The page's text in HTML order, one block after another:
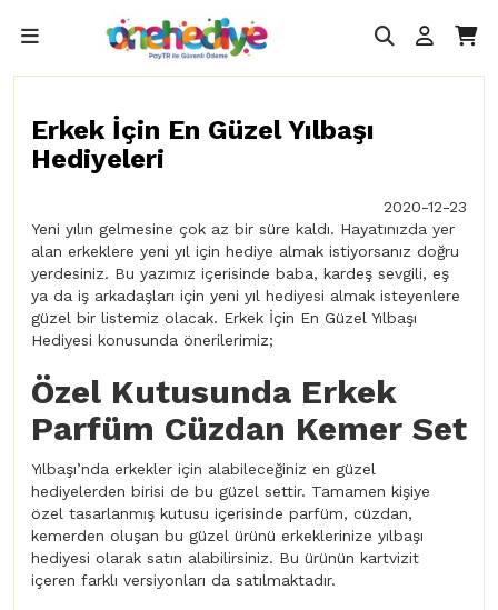
Erkek İçin En Güzel Yılbaşı
Hediyeleri
2020-12-23
Yeni yılın gelmesine çok az bir süre kaldı. Hayatınızda yer
alan erkeklere yeni yıl için hediye almak istiyorsanız doğru
yerdesiniz. Bu yazımız içerisinde baba, kardeş sevgili, eş
ya da iş arkadaşları için yeni yıl hediyesi almak isteyenlere
güzel bir listemiz olacak. Erkek İçin En Güzel Yılbaşı
Hediyesi konusunda önerilerimiz;
Özel Kutusunda Erkek
Parfüm Cüzdan Kemer Set
Yılbaşı’nda erkekler için alabileceğiniz en güzel
hediyelerden birisi de bu güzel settir. Tamamen kişiye
özel tasarlanmış kutusu içerisinde parfüm, cüzdan,
kemerden oluşan bu güzel ürünü erkeklerinize yılbaşı
hediyesi olarak satın alabilirsiniz. Bu ürünün kartvizit
içeren farklı versiyonları da satılmaktadır.